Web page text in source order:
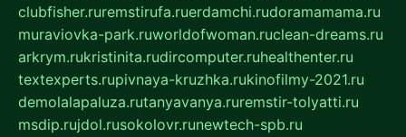
clubfisher.ruremstirufa.ruerdamchi.rudoramamama.ru
muraviovka-park.ruworldofwoman.ruclean-dreams.ru
arkrym.rukristinita.rudircomputer.ruhealthenter.ru
textexperts.rupivnaya-kruzhka.rukinofilmy-2021.ru
demolalapaluza.rutanyavanya.ruremstir-tolyatti.ru
msdip.rujdol.rusokolovr.runewtech-spb.ru